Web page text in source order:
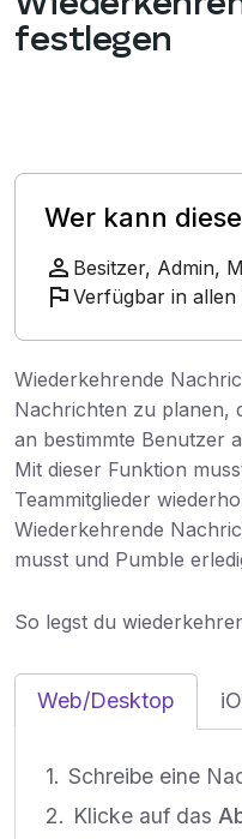
Integrationen
festlegen
Wer kann
Besitzer, Admin,
Verfügbar in allen
Wiederkehrende
Nachrichten zu planen,
an bestimmte Benutzer
Mit dieser Funktion
Teammitglieder
Wiederkehrende
musst und Pumble
So legst du
Web/Desktop
Schreibe eine
Klicke auf das